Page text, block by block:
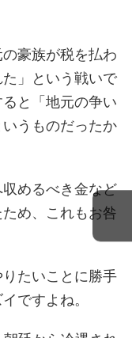
豪族が税を払わ
」という戦いで
と「地元の争い
うものだったか
めるべき金など
め、これもお咎
たいことに勝手
ですよね。